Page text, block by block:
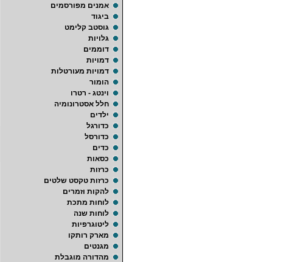
אמנים מפורסמים
ביגוד
גוסטב קלימט
גלויות
דוממים
דמויות
דמויות מעורטלות
הומור
וינטג - רטרו
חלל אסטרונומיה
ילדים
כדורגל
כדורסל
כדים
כסאות
כרזות
כרזות טקסט שלטים
להקות וזמרים
לוחות מתכת
לוחות שנה
ליטוגרפיות
מארק רותקו
מגנטים
מהדורה מוגבלת